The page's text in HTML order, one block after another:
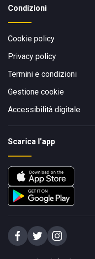
Condizioni
Cookie policy
Privacy policy
Termini e condizioni
Gestione cookie
Accessibilità digitale
Scarica l'app